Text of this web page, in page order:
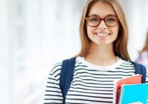
(Posta ile başvuru alınmayacaktır)
1- Merkezi Yerleştirme Puanı İle
(İnternet) Başvurusunda Bulunan
İstenen Belgeler